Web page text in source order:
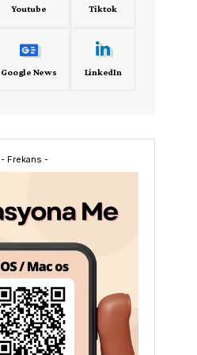
Youtube Tiktok
Google News LinkedIn
- Frekans -